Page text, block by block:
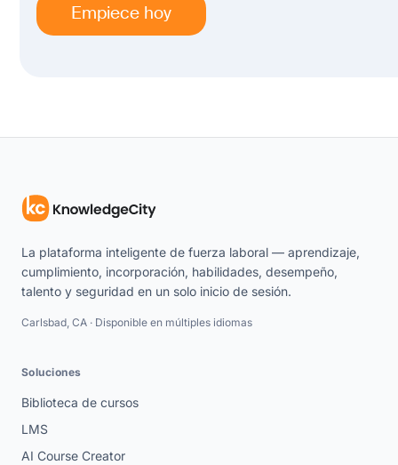
Empiece hoy
La plataforma inteligente de fuerza laboral — aprendizaje,
cumplimiento, incorporación, habilidades, desempeño,
talento y seguridad en un solo inicio de sesión.
Carlsbad, CA · Disponible en múltiples idiomas
Soluciones
Biblioteca de cursos
LMS
AI Course Creator